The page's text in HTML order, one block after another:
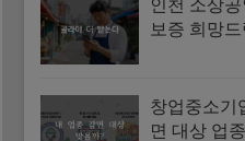
인천 소상
보증 희망드
창업중소기
면 대상 업